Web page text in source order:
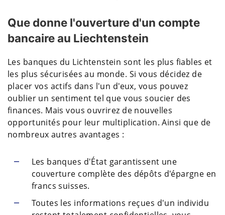
Que donne l'ouverture d'un compte
bancaire au Liechtenstein
Les banques du Lichtenstein sont les plus fiables et
les plus sécurisées au monde. Si vous décidez de
placer vos actifs dans l'un d'eux, vous pouvez
oublier un sentiment tel que vous soucier des
finances. Mais vous ouvrirez de nouvelles
opportunités pour leur multiplication. Ainsi que de
nombreux autres avantages :
Les banques d'État garantissent une
couverture complète des dépôts d'épargne en
francs suisses.
Toutes les informations reçues d'un individu